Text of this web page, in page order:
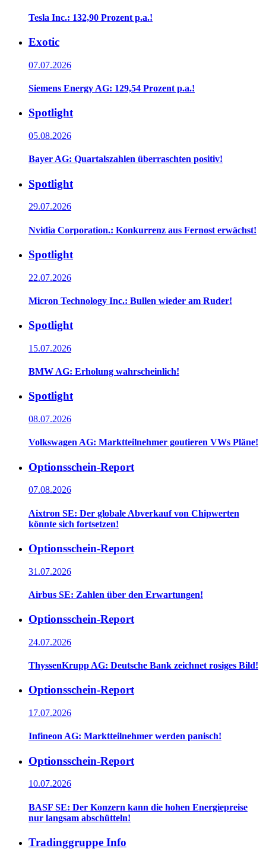
Tesla Inc.: 132,90 Prozent p.a.!
Exotic
07.07.2026
Siemens Energy AG: 129,54 Prozent p.a.!
Spotlight
05.08.2026
Bayer AG: Quartalszahlen überraschten positiv!
Spotlight
29.07.2026
Nvidia Corporation.: Konkurrenz aus Fernost erwächst!
Spotlight
22.07.2026
Micron Technology Inc.: Bullen wieder am Ruder!
Spotlight
15.07.2026
BMW AG: Erholung wahrscheinlich!
Spotlight
08.07.2026
Volkswagen AG: Marktteilnehmer goutieren VWs Pläne!
Optionsschein-Report
07.08.2026
Aixtron SE: Der globale Abverkauf von Chipwerten
könnte sich fortsetzen!
Optionsschein-Report
31.07.2026
Airbus SE: Zahlen über den Erwartungen!
Optionsschein-Report
24.07.2026
ThyssenKrupp AG: Deutsche Bank zeichnet rosiges Bild!
Optionsschein-Report
17.07.2026
Infineon AG: Marktteilnehmer werden panisch!
Optionsschein-Report
10.07.2026
BASF SE: Der Konzern kann die hohen Energiepreise
nur langsam abschütteln!
Tradinggruppe Info